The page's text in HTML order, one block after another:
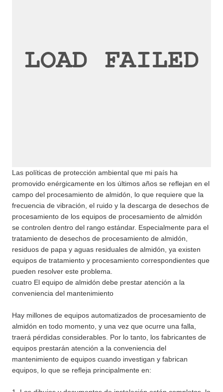
Las políticas de protección ambiental que mi país ha
promovido enérgicamente en los últimos años se reflejan en el
campo del procesamiento de almidón, lo que requiere que la
frecuencia de vibración, el ruido y la descarga de desechos de
procesamiento de los equipos de procesamiento de almidón
se controlen dentro del rango estándar. Especialmente para el
tratamiento de desechos de procesamiento de almidón,
residuos de papa y aguas residuales de almidón, ya existen
equipos de tratamiento y procesamiento correspondientes que
pueden resolver este problema.
cuatro El equipo de almidón debe prestar atención a la
conveniencia del mantenimiento
Hay millones de equipos automatizados de procesamiento de
almidón en todo momento, y una vez que ocurre una falla,
traerá pérdidas considerables. Por lo tanto, los fabricantes de
equipos prestarán atención a la conveniencia del
mantenimiento de equipos cuando investigan y fabrican
equipos, lo que se refleja principalmente en: